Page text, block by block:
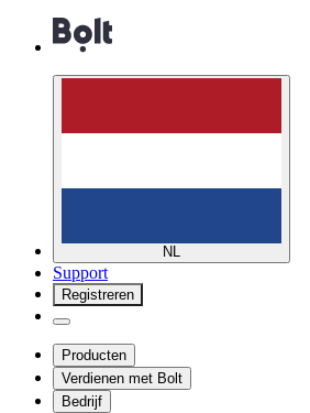
NL
Support
Registreren
Producten
Verdienen met Bolt
Bedrijf